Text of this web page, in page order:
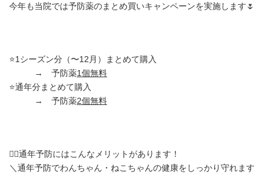
今年も当院では予防薬のまとめ買いキャンペーンを実施します🌷
⭐️1シーズン分（〜12月）まとめて購入
→ 予防薬1個無料
⭐️通年分まとめて購入
→ 予防薬2個無料
🙆‍♂️通年予防にはこんなメリットがあります！
＼通年予防でわんちゃん・ねこちゃんの健康をしっかり守れます